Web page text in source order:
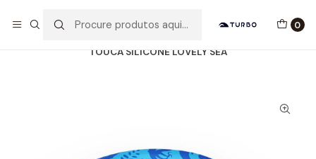
0
TOUCA SILICONE LOVELY SEA